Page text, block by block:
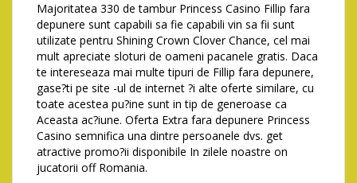
Majoritatea 330 de tambur Princess Casino Fillip fara
depunere sunt capabili sa fie capabili vin sa fii sunt
utilizate pentru Shining Crown Clover Chance, cel mai
mult apreciate sloturi de oameni pacanele gratis. Daca
te intereseaza mai multe tipuri de Fillip fara depunere,
gase?ti pe site -ul de internet ?i alte oferte similare, cu
toate acestea pu?ine sunt in tip de generoase ca
Aceasta ac?iune. Oferta Extra fara depunere Princess
Casino semnifica una dintre persoanele dvs. get
atractive promo?ii disponibile In zilele noastre on
jucatorii off Romania.